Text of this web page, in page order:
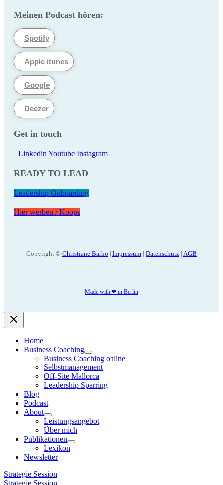
Meinen Podcast hören:
Spotify
Apple itunes
Google
Deezer
Get in touch
Linkedin Youtube Instagram
READY TO LEAD
Leadership Onboarding
Hier werben / Koops
Copyright © Christiane Barho | Impressum | Datenschutz | AGB
Made with ❤ in Berlin
Home
Business Coaching
Business Coaching online
Selbstmanagement
Off-Site Mallorca
Leadership Sparring
Blog
Podcast
About
Leistungsangebot
Über mich
Publikationen
Lexikon
Newsletter
Strategie Session
Strategie Session